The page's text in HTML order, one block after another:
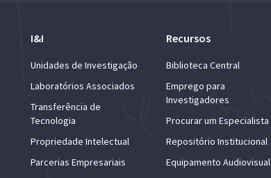
I&I
Unidades de Investigação
Laboratórios Associados
Transferência de
Tecnologia
Propriedade Intelectual
Parcerias Empresariais
Recursos
Biblioteca Central
Emprego para
Investigadores
Procurar um Especialista
Repositório Institucional
Equipamento Audiovisual